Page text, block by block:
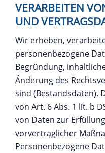
VERARBEITEN
UND
Wir erheben,
personenbezogene
Begründung,
Änderung des
sind (Bestandsdaten).
von Art. 6 Abs. 1 lit. b
von Daten zur
vorvertraglicher
Personenbezogene